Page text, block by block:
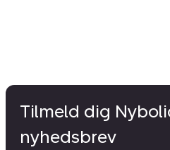
Tilmeld dig
nyhedsbrev